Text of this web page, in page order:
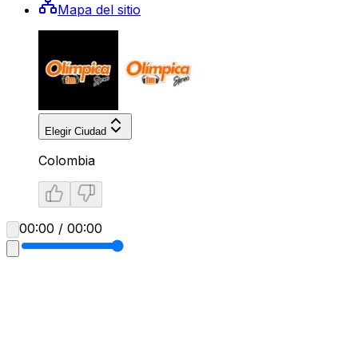
Mapa del sitio
Elegir Ciudad
Colombia
00:00 / 00:00